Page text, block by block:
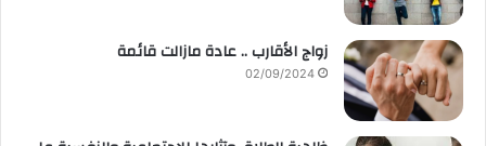
زواج الأقارب .. عادة مازالت قائمة
02/09/2024